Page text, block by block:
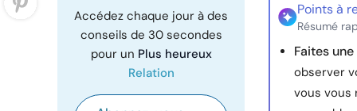
Accédez chaque jour à des
conseils de 30 secondes
pour un Plus heureux
Relation
Points à
Résumé
Faites
observer
vous vous